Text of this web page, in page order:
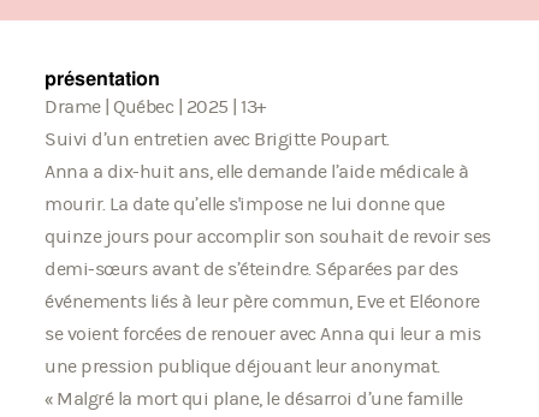
présentation
Drame | Québec | 2025 | 13+
Suivi d’un entretien avec Brigitte Poupart.
Anna a dix-huit ans, elle demande l’aide médicale à
mourir. La date qu’elle s'impose ne lui donne que
quinze jours pour accomplir son souhait de revoir ses
demi-sœurs avant de s’éteindre. Séparées par des
événements liés à leur père commun, Eve et Eléonore
se voient forcées de renouer avec Anna qui leur a mis
une pression publique déjouant leur anonymat.
« Malgré la mort qui plane, le désarroi d’une famille